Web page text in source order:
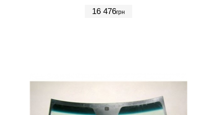
16 476грн